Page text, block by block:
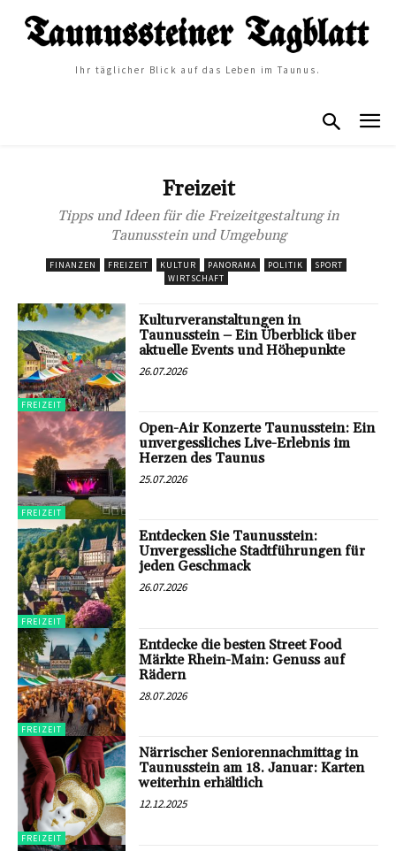
Ihr täglicher Blick auf das Leben im Taunus.
Freizeit
Tipps und Ideen für die Freizeitgestaltung in
Taunusstein und Umgebung
FINANZEN FREIZEIT KULTUR PANORAMA POLITIK
SPORT
WIRTSCHAFT
FREIZEIT
Kulturveranstaltungen in
Taunusstein – Ein Überblick über
aktuelle Events und Höhepunkte
26.07.2026
FREIZEIT
Open-Air Konzerte Taunusstein: Ein
unvergessliches Live-Erlebnis im
Herzen des Taunus
25.07.2026
FREIZEIT
Entdecken Sie Taunusstein:
Unvergessliche Stadtführungen für
jeden Geschmack
26.07.2026
FREIZEIT
Entdecke die besten Street Food
Märkte Rhein-Main: Genuss auf
Rädern
28.07.2026
FREIZEIT
Närrischer Seniorennachmittag in
Taunusstein am 18. Januar: Karten
weiterhin erhältlich
12.12.2025